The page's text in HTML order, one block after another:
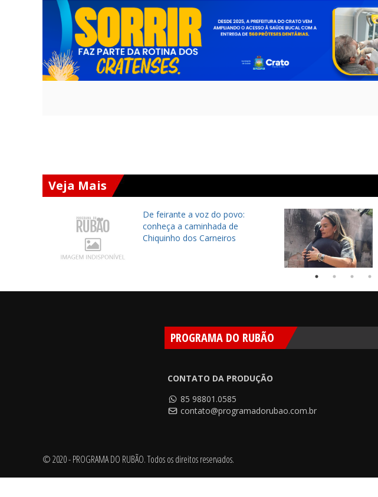
Veja Mais
De feirante a voz do povo:
conheça a caminhada de
Chiquinho dos Carneiros
PROGRAMA DO RUBÃO
CONTATO DA PRODUÇÃO
85 98801.0585
contato@programadorubao.com.br
© 2020 - PROGRAMA DO RUBÃO. Todos os direitos reservados.